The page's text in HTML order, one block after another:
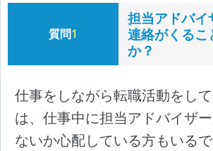
質問1
担当アドバイ
連絡がくる
か？
仕事をしながら転職活動をし
は、仕事中に担当アドバイザ
ないか心配している方もいる